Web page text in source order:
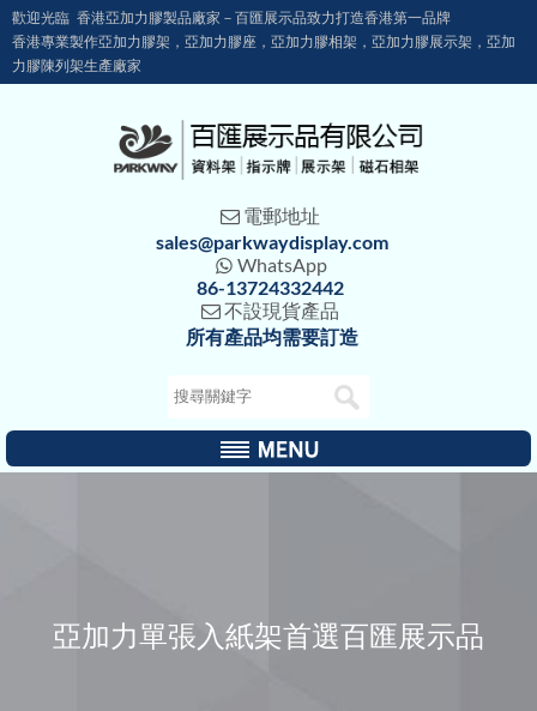
歡迎光臨 香港亞加力膠製品廠家－百匯展示品致力打造香港第一品牌
香港專業製作亞加力膠架，亞加力膠座，亞加力膠相架，亞加力膠展示架，亞加
力膠陳列架生產廠家
 電郵地址
sales@parkwaydisplay.com
 WhatsApp
86-13724332442
不設現貨產品
所有產品均需要訂造
亞加力單張入紙架首選百匯展示品